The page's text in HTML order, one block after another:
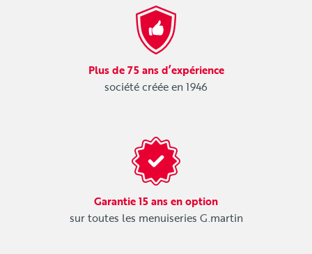
Plus de 75 ans d’expérience
société créée en 1946
Garantie 15 ans en option
sur toutes les menuiseries G.martin